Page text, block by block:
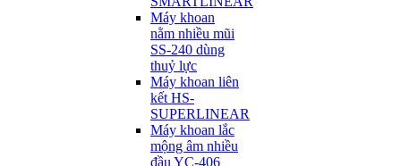
Máy khoan
nằm nhiều mũi
SS-240 dùng
thuỷ lực
Máy khoan liên
kết HS-
SUPERLINEAR
Máy khoan lắc
mộng âm nhiều
đầu YC-406